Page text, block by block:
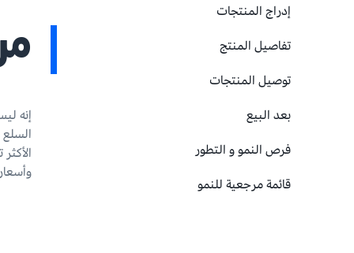
إدراج المنتجات
تفاصيل المنتج
توصيل المنتجات
بعد البيع
فرص النمو و التطور
قائمة مرجعية للنمو
إنه